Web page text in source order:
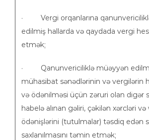
· Vergi orqanlarına
edilmiş hallarda və qaydada vergi
etmək;
· Qanunvericiliklə müəyyən
mühasibat sənədlərinin və vergilərin
və ödənilməsi üçün zəruri olan digər
habelə alınan gəliri, çəkilən xərcləri və
ödənişlərini (tutulmalar) təsdiq edən
saxlanılmasını təmin etmək;